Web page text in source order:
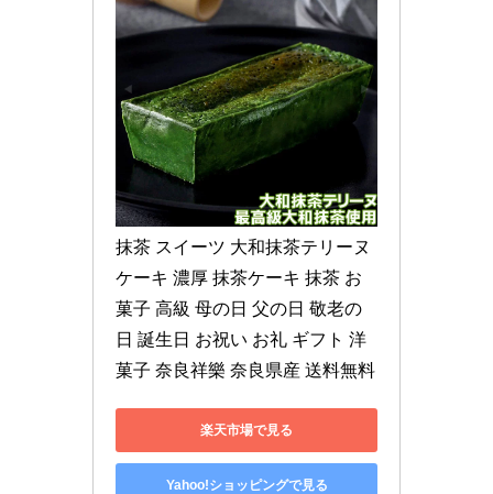
抹茶 スイーツ 大和抹茶テリーヌ
ケーキ 濃厚 抹茶ケーキ 抹茶 お
菓子 高級 母の日 父の日 敬老の
日 誕生日 お祝い お礼 ギフト 洋
菓子 奈良祥樂 奈良県産 送料無料
楽天市場で見る
Yahoo!ショッピングで見る